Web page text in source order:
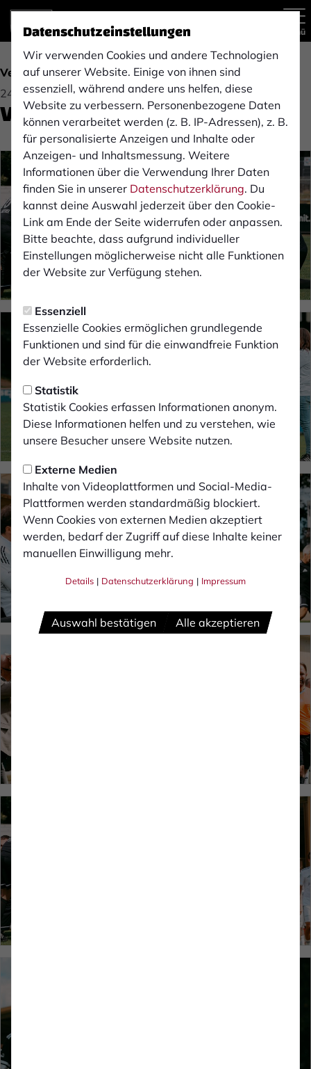
Datenschutzeinstellungen
Wir verwenden Cookies und andere Technologien
auf unserer Website. Einige von ihnen sind
essenziell, während andere uns helfen, diese
Website zu verbessern. Personenbezogene Daten
können verarbeitet werden (z. B. IP-Adressen), z. B.
für personalisierte Anzeigen und Inhalte oder
Anzeigen- und Inhaltsmessung. Weitere
Informationen über die Verwendung Ihrer Daten
finden Sie in unserer Datenschutzerklärung. Du
kannst deine Auswahl jederzeit über den Cookie-
Link am Ende der Seite widerrufen oder anpassen.
Bitte beachte, dass aufgrund individueller
Einstellungen möglicherweise nicht alle Funktionen
der Website zur Verfügung stehen.
Essenziell
Essenzielle Cookies ermöglichen grundlegende
Funktionen und sind für die einwandfreie Funktion
der Website erforderlich.
Statistik
Statistik Cookies erfassen Informationen anonym.
Diese Informationen helfen und zu verstehen, wie
unsere Besucher unsere Website nutzen.
Externe Medien
Inhalte von Videoplattformen und Social-Media-
Plattformen werden standardmäßig blockiert.
Wenn Cookies von externen Medien akzeptiert
werden, bedarf der Zugriff auf diese Inhalte keiner
manuellen Einwilligung mehr.
Details | Datenschutzerklärung | Impressum
Auswahl bestätigen Alle akzeptieren
Menü
Verein
24.08.2025 22:00 Uhr
Verein: Jubiläumsspiel